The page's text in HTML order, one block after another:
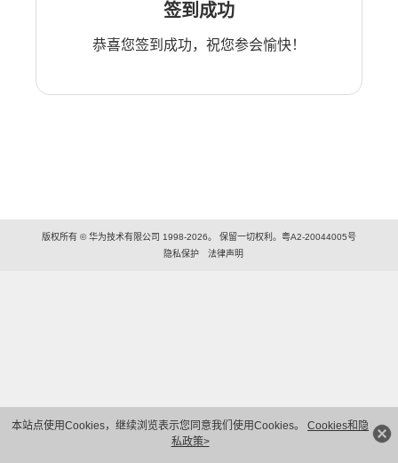
本站点使用Cookies，继续浏览表示您同意我们使用Cookies。 Cookies和隐
私政策>
签到成功
恭喜您签到成功，祝您参会愉快！
版权所有 © 华为技术有限公司 1998-2026。 保留一切权利。粤A2-20044005号
隐私保护
法律声明